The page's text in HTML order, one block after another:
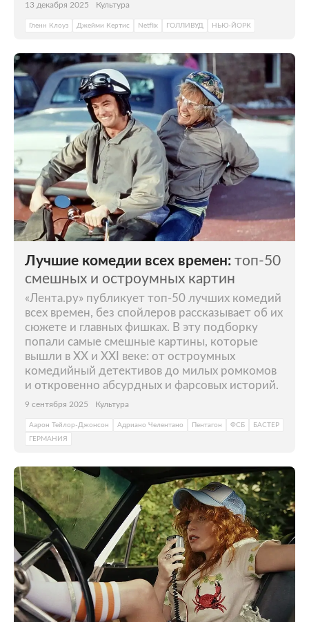
13 декабря 2025 Культура
Гленн Клоуз Джейми Кертис Netflix ГОЛЛИВУД НЬЮ-ЙОРК
Лучшие комедии всех времен: топ-50
смешных и остроумных картин
«Лента.ру» публикует топ-50 лучших комедий
всех времен, без спойлеров рассказывает об их
сюжете и главных фишках. В эту подборку
попали самые смешные картины, которые
вышли в XX и XXI веке: от остроумных
комедийный детективов до милых ромкомов
и откровенно абсурдных и фарсовых историй.
9 сентября 2025 Культура
Аарон Тейлор-Джонсон Адриано Челентано Пентагон ФСБ
БАСТЕР
ГЕРМАНИЯ